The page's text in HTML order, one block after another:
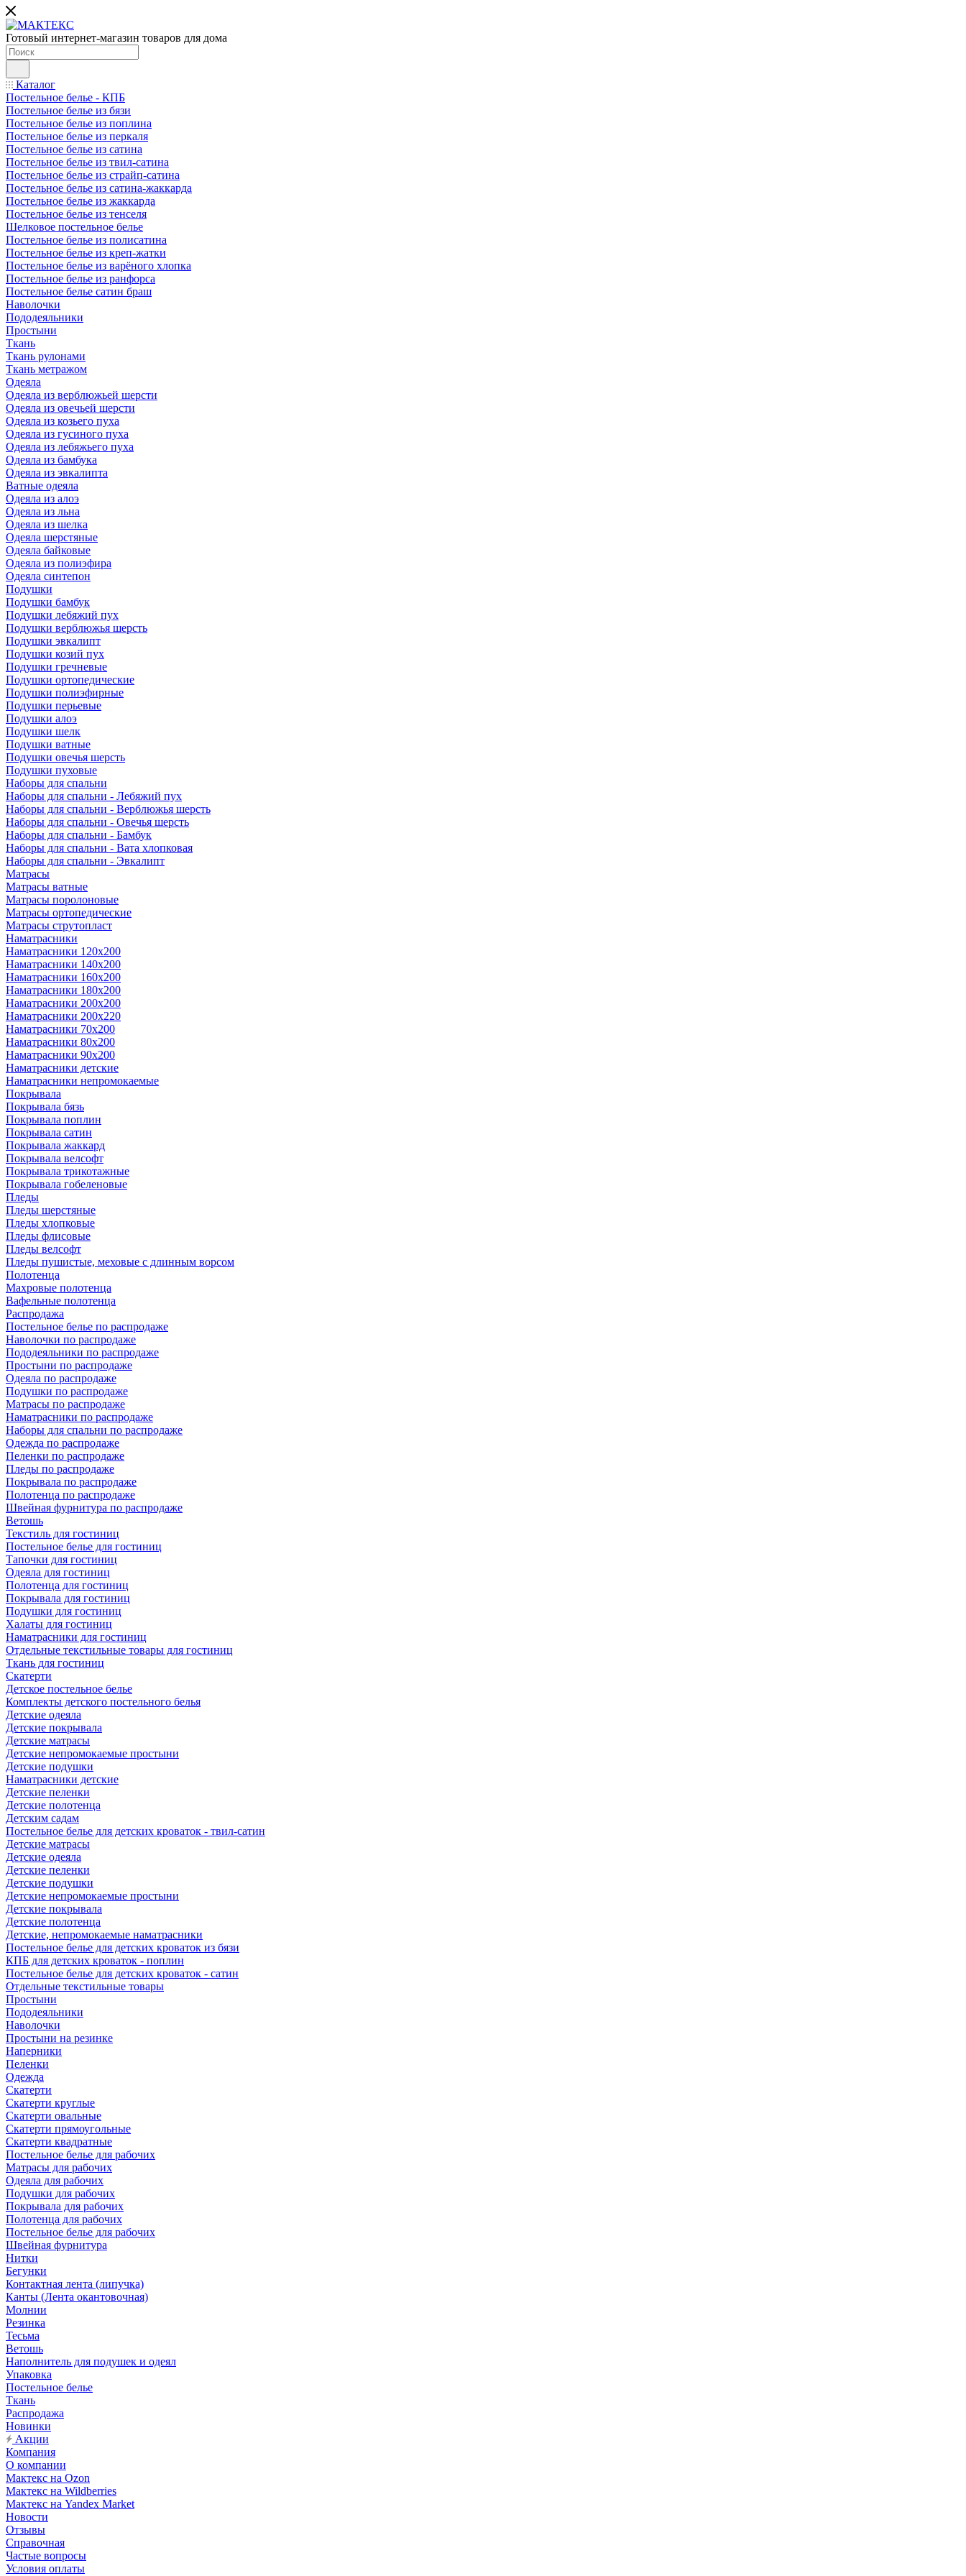
Готовый интернет-магазин товаров для дома
Каталог
Постельное белье - КПБ
Постельное белье из бязи
Постельное белье из поплина
Постельное белье из перкаля
Постельное белье из сатина
Постельное белье из твил-сатина
Постельное белье из страйп-сатина
Постельное белье из сатина-жаккарда
Постельное белье из жаккарда
Постельное белье из тенселя
Шелковое постельное белье
Постельное белье из полисатина
Постельное белье из креп-жатки
Постельное белье из варёного хлопка
Постельное белье из ранфорса
Постельное белье сатин браш
Наволочки
Пододеяльники
Простыни
Ткань
Ткань рулонами
Ткань метражом
Одеяла
Одеяла из верблюжьей шерсти
Одеяла из овечьей шерсти
Одеяла из козьего пуха
Одеяла из гусиного пуха
Одеяла из лебяжьего пуха
Одеяла из бамбука
Одеяла из эвкалипта
Ватные одеяла
Одеяла из алоэ
Одеяла из льна
Одеяла из шелка
Одеяла шерстяные
Одеяла байковые
Одеяла из полиэфира
Одеяла синтепон
Подушки
Подушки бамбук
Подушки лебяжий пух
Подушки верблюжья шерсть
Подушки эвкалипт
Подушки козий пух
Подушки гречневые
Подушки ортопедические
Подушки полиэфирные
Подушки перьевые
Подушки алоэ
Подушки шелк
Подушки ватные
Подушки овечья шерсть
Подушки пуховые
Наборы для спальни
Наборы для спальни - Лебяжий пух
Наборы для спальни - Верблюжья шерсть
Наборы для спальни - Овечья шерсть
Наборы для спальни - Бамбук
Наборы для спальни - Вата хлопковая
Наборы для спальни - Эвкалипт
Матрасы
Матрасы ватные
Матрасы поролоновые
Матрасы ортопедические
Матрасы струтопласт
Наматрасники
Наматрасники 120х200
Наматрасники 140х200
Наматрасники 160х200
Наматрасники 180х200
Наматрасники 200х200
Наматрасники 200х220
Наматрасники 70х200
Наматрасники 80х200
Наматрасники 90х200
Наматрасники детские
Наматрасники непромокаемые
Покрывала
Покрывала бязь
Покрывала поплин
Покрывала сатин
Покрывала жаккард
Покрывала велсофт
Покрывала трикотажные
Покрывала гобеленовые
Пледы
Пледы шерстяные
Пледы хлопковые
Пледы флисовые
Пледы велсофт
Пледы пушистые, меховые с длинным ворсом
Полотенца
Махровые полотенца
Вафельные полотенца
Распродажа
Постельное белье по распродаже
Наволочки по распродаже
Пододеяльники по распродаже
Простыни по распродаже
Одеяла по распродаже
Подушки по распродаже
Матрасы по распродаже
Наматрасники по распродаже
Наборы для спальни по распродаже
Одежда по распродаже
Пеленки по распродаже
Пледы по распродаже
Покрывала по распродаже
Полотенца по распродаже
Швейная фурнитура по распродаже
Ветошь
Текстиль для гостиниц
Постельное белье для гостиниц
Тапочки для гостиниц
Одеяла для гостиниц
Полотенца для гостиниц
Покрывала для гостиниц
Подушки для гостиниц
Халаты для гостиниц
Наматрасники для гостиниц
Отдельные текстильные товары для гостиниц
Ткань для гостиниц
Скатерти
Детское постельное белье
Комплекты детского постельного белья
Детские одеяла
Детские покрывала
Детские матрасы
Детские непромокаемые простыни
Детские подушки
Наматрасники детские
Детские пеленки
Детские полотенца
Детским садам
Постельное белье для детских кроваток - твил-сатин
Детские матрасы
Детские одеяла
Детские пеленки
Детские подушки
Детские непромокаемые простыни
Детские покрывала
Детские полотенца
Детские, непромокаемые наматрасники
Постельное белье для детских кроваток из бязи
КПБ для детских кроваток - поплин
Постельное белье для детских кроваток - сатин
Отдельные текстильные товары
Простыни
Пододеяльники
Наволочки
Простыни на резинке
Наперники
Пеленки
Одежда
Скатерти
Скатерти круглые
Скатерти овальные
Скатерти прямоугольные
Скатерти квадратные
Постельное белье для рабочих
Матрасы для рабочих
Одеяла для рабочих
Подушки для рабочих
Покрывала для рабочих
Полотенца для рабочих
Постельное белье для рабочих
Швейная фурнитура
Нитки
Бегунки
Контактная лента (липучка)
Канты (Лента окантовочная)
Молнии
Резинка
Тесьма
Ветошь
Наполнитель для подушек и одеял
Упаковка
Постельное белье
Ткань
Распродажа
Новинки
Акции
Компания
О компании
Мактекс на Ozon
Мактекс на Wildberries
Мактекс на Yandex Market
Новости
Отзывы
Справочная
Частые вопросы
Условия оплаты